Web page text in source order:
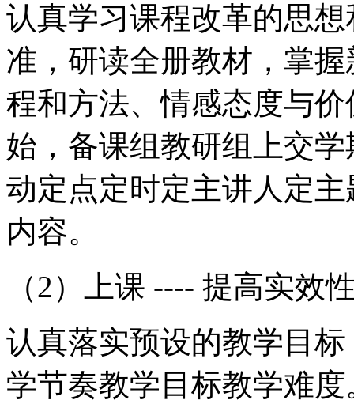
认真学习课程改革的思
准，研读全册教材，掌
程和方法、情感态度与
始，备课组教研组上交
动定点定时定主讲人定
内容。
（2）上课 ---- 提高实效
认真落实预设的教学目
学节奏教学目标教学难